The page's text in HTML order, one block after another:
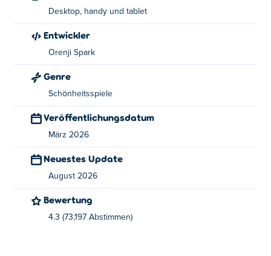
Klicken oder tippen Sie, um Ihre Auswahl zu treffen.
Wer hat Jane's Fashion Studio gegründet?
entwickelt. Dies ist ihr erstes Spiel auf Poki!
spielen?
spielen.
Mobilgeräten und Desktop-Computern
spielen?
Desktop, handy und tablet
Entwickler
Orenji Spark
Genre
Schönheitsspiele
Veröffentlichungsdatum
März 2026
Neuestes Update
August 2026
Bewertung
4.3 (73,197 Abstimmen)